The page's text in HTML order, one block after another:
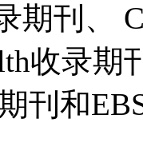
期刊、
收录
刊和